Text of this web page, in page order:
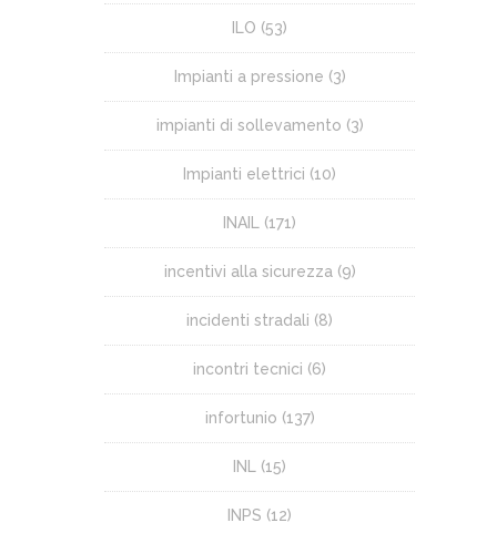
ILO (53)
Impianti a pressione (3)
impianti di sollevamento (3)
Impianti elettrici (10)
INAIL (171)
incentivi alla sicurezza (9)
incidenti stradali (8)
incontri tecnici (6)
infortunio (137)
INL (15)
INPS (12)